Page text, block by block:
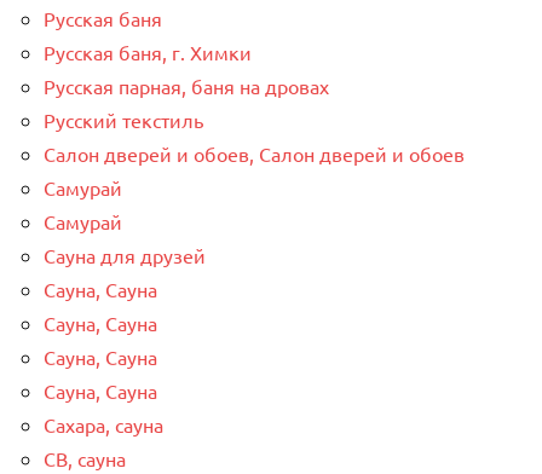
Русская баня
Русская баня, г. Химки
Русская парная, баня на дровах
Русский текстиль
Салон дверей и обоев, Салон дверей и обоев
Самурай
Самурай
Сауна для друзей
Сауна, Сауна
Сауна, Сауна
Сауна, Сауна
Сауна, Сауна
Сахара, сауна
СВ, сауна